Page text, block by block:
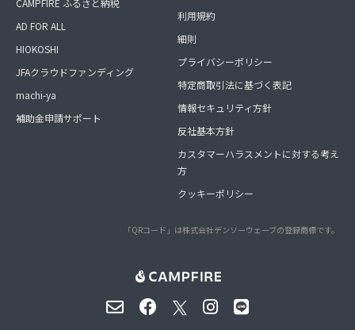
CAMPFIRE ふるさと納税
AD FOR ALL
HIOKOSHI
JFAクラウドファンディング
machi-ya
補助金申請サポート
利用規約
細則
プライバシーポリシー
特定商取引法に基づく表記
情報セキュリティ方針
反社基本方針
カスタマーハラスメントに対する考え
方
クッキーポリシー
「QRコード」は株式会社デンソーウェーブの登録商標です。